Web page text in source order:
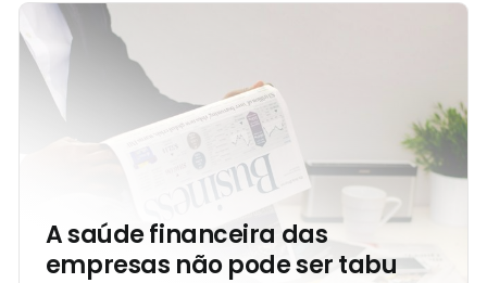
A saúde financeira das
empresas não pode ser tabu